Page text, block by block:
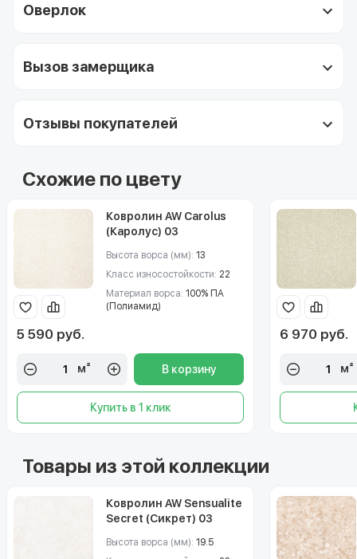
Оверлок
Вызов замерщика
Отзывы покупателей
Схожие по цвету
Ковролин AW Carolus
(Каролус) 03
Высота ворса (мм): 13
Класс износостойкости: 22
Материал ворса: 100% ПА
(Полиамид)
5 590 руб.
м² В корзину
Купить в 1 клик
6 970 руб.
м²
Товары из этой коллекции
Ковролин AW Sensualite
Secret (Сикрет) 03
Высота ворса (мм): 19.5